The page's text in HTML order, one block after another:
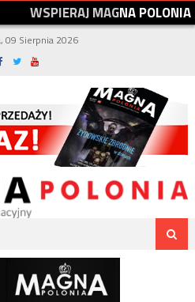
WSPIERAJMAGNAPOLONIA
09 Sierpnia 2026